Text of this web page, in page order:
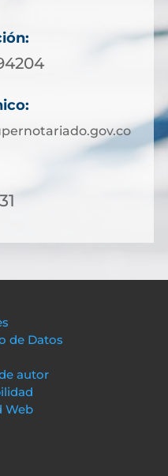
de Datos
autor
Web